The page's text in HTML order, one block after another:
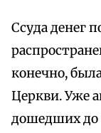
Ссуда денег
конечно,
Церкви. Уже
дошедших до